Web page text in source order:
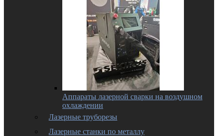
Аппараты лазерной сварки на воздушном
охлаждении
Лазерные труборезы
Лазерные станки по металлу